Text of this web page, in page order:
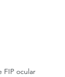
FIP ocular